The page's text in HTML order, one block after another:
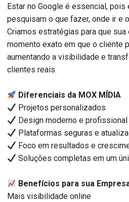
Estar no Google é essencial,
pesquisam o que fazer, onde ir e
Criamos estratégias para que sua
momento exato em que o cliente
aumentando a visibilidade e
clientes reais.
Diferenciais da MOX MÍDIA
Projetos personalizados
Design moderno e profissional
Plataformas seguras e
Foco em resultados e
Soluções completas em um
Benefícios para sua
Mais visibilidade online